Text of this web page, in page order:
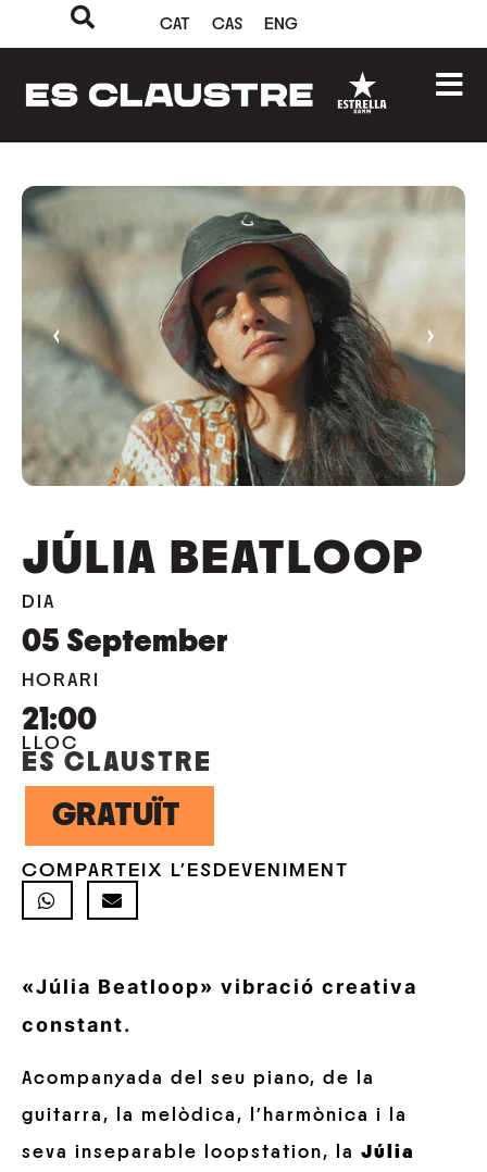
CAT CAS ENG
‹ ›
JÚLIA BEATLOOP
DIA
05 September
HORARI
21:00
LLOC
ES CLAUSTRE
GRATUÏT
COMPARTEIX L'ESDEVENIMENT
«Júlia Beatloop» vibració creativa
constant.
Acompanyada del seu piano, de la
guitarra, la melòdica, l’harmònica i la
seva inseparable loopstation, la Júlia